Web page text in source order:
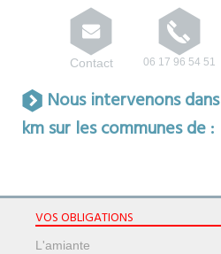
Contact 06 17 96 54 51
Nous intervenons
km sur les communes de :
VOS OBLIGATIONS
L'amiante